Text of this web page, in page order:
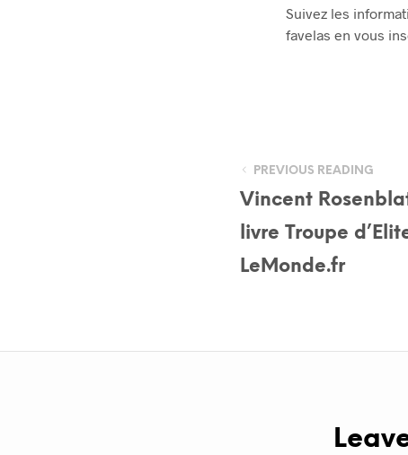
Suivez les
favelas en vous
PREVIOUS READING
Vincent
livre Troupe
LeMonde.fr